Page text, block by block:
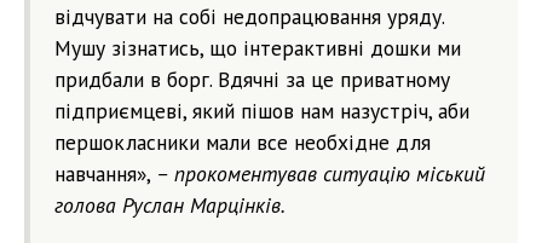
відчувати на собі недопрацювання уряду.
Мушу зізнатись, що інтерактивні дошки ми
придбали в борг. Вдячні за це приватному
підприємцеві, який пішов нам назустріч, аби
першокласники мали все необхідне для
навчання», – прокоментував ситуацію міський
голова Руслан Марцінків.